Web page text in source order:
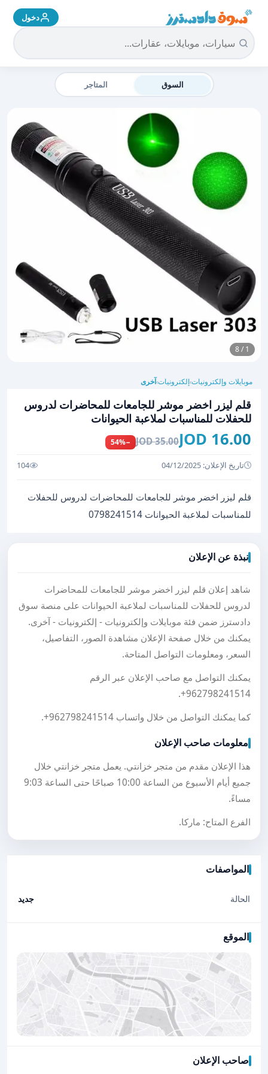
سوق دادسترز الرئيسية دخول
السوق المتاجر
1 / 8
موبايلات وإلكترونيات›إلكترونيات›آخرى
قلم ليزر اخضر موشر للجامعات للمحاضرات لدروس
للحفلات للمناسبات لملاعبة الحيوانات
16.00 JOD
35.00 JOD
−54%
تاريخ الإعلان: 04/12/2025 104
قلم ليزر اخضر موشر للجامعات للمحاضرات لدروس للحفلات
للمناسبات لملاعبة الحيوانات 0798241514
نبذة عن الإعلان
شاهد إعلان قلم ليزر اخضر موشر للجامعات للمحاضرات
لدروس للحفلات للمناسبات لملاعبة الحيوانات على منصة سوق
دادسترز ضمن فئة موبايلات وإلكترونيات - إلكترونيات - آخرى.
يمكنك من خلال صفحة الإعلان مشاهدة الصور، التفاصيل،
السعر، ومعلومات التواصل المتاحة.
يمكنك التواصل مع صاحب الإعلان عبر الرقم
+962798241514
.
كما يمكنك التواصل من خلال واتساب +962798241514
.
معلومات صاحب الإعلان
هذا الإعلان مقدم من متجر خزانتي. يعمل متجر خزانتي خلال
جميع أيام الأسبوع من الساعة 10:00 صباحًا حتى الساعة 9:03
مساءً.
الفرع المتاح: ماركا.
المواصفات
الحالة جديد
الموقع
صاحب الإعلان